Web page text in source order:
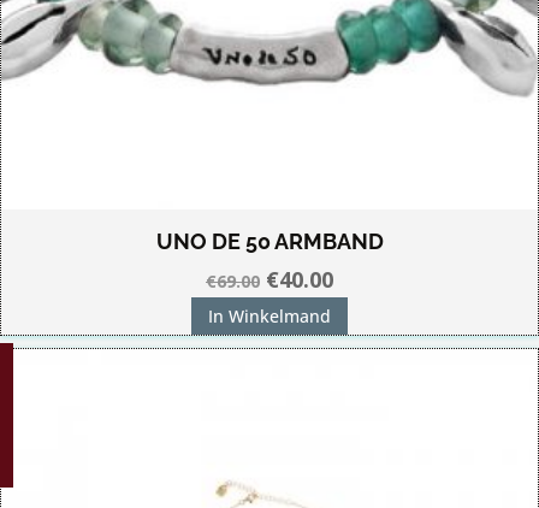
UNO DE 50 ARMBAND
€69.00 Oorspronkelijke
prijs
was:
€40.00Huidige
is:
In Winkelmand